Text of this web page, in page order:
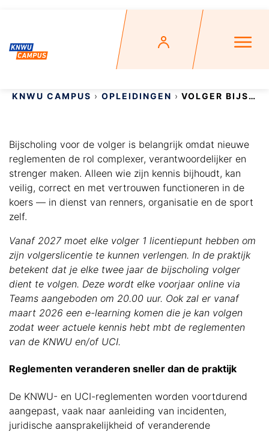
KNWU CAMPUS OPLEIDINGEN VOLGER BIJSCHOLING
Bijscholing voor de volger is belangrijk omdat nieuwe
reglementen de rol complexer, verantwoordelijker en
strenger maken. Alleen wie zijn kennis bijhoudt, kan
veilig, correct en met vertrouwen functioneren in de
koers — in dienst van renners, organisatie en de sport
zelf.
Vanaf 2027 moet elke volger 1 licentiepunt hebben om
zijn volgerslicentie te kunnen verlengen. In de praktijk
betekent dat je elke twee jaar de bijscholing volger
dient te volgen. Deze wordt elke voorjaar online via
Teams aangeboden om 20.00 uur. Ook zal er vanaf
maart 2026 een e-learning komen die je kan volgen
zodat weer actuele kennis hebt mbt de reglementen
van de KNWU en/of UCI.
Reglementen veranderen sneller dan de praktijk
De KNWU- en UCI-reglementen worden voortdurend
aangepast, vaak naar aanleiding van incidenten,
juridische aansprakelijkheid of veranderende